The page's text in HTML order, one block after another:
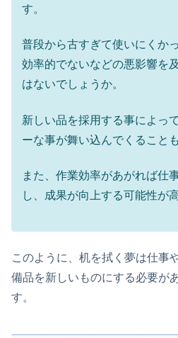
す。
普段から古すぎて使いにくか
効率的でないなどの悪影響を
はないでしょうか。
新しい品を採用する事によっ
ーな事が舞い込んでくること
また、作業効率があがれば仕
し、成果が向上する可能性が
このように、机を拭く夢は仕事
備品を新しいものにする必要が
す。